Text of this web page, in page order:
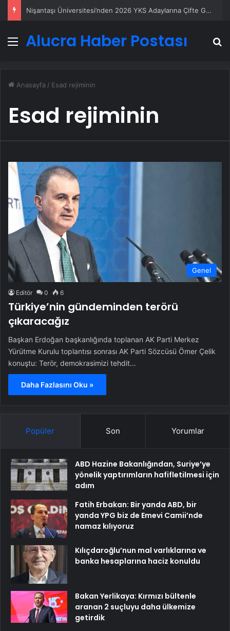
Nişantaşı Üniversitesi’nden 2026 YKS Adaylarına Çifte Güvence: Sabit Ücret ve Kesintisiz Burs
MenüAlucra Haber Postası
Anasayfa / Esad rejiminin
Esad rejiminin
Genel
Editör 0 6
Türkiye’nin gündeminden terörü
çıkaracağız
Başkan Erdoğan başkanlığında toplanan AK Parti Merkez
Yürütme Kurulu toplantısı sonrası AK Parti Sözcüsü Ömer Çelik
konuştu: Terör, demokrasimizi tehdit…
Daha Fazlasını Oku »
Popüler Son Yorumlar
ABD Hazine Bakanlığından, Suriye’ye
yönelik yaptırımların hafifletilmesi için
adım
Fatih Erbakan: Bir yanda ABD, bir
yanda YPG biz de Emevi Camii’nde
namaz kılıyoruz
Kılıçdaroğlu’nun mal varlıklarına ve
banka hesaplarına haciz konuldu
Bakan Yerlikaya: Kırmızı bültenle
aranan 2 suçluyu daha ülkemize
getirdik